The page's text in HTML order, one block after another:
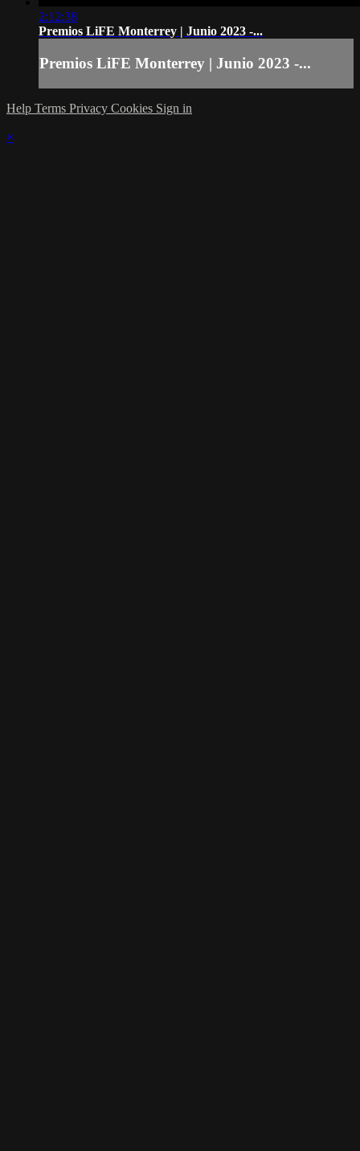
2:12:38
Premios LiFE Monterrey | Junio 2023 -...
Premios LiFE Monterrey | Junio 2023 -...
Help Terms Privacy Cookies Sign in
×